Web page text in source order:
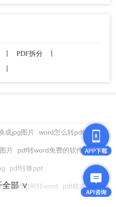
PDF拆分
成jpg图片 word怎么转pdf
片 pdf转word免费的软件
pdf转换ppt
式 pdf如何转word pdf格式转换
全部 ∨